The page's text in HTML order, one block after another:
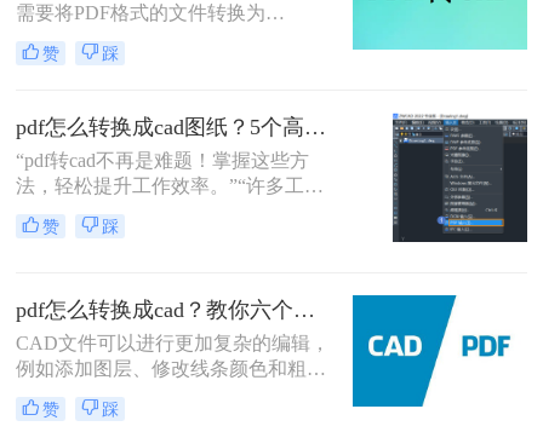
需要将PDF格式的文件转换为
CAD（计算机辅助设计）格式，以便
进行更深入的编辑和修改。那么pdf文
的方法，帮助您顺利完成PDF到CAD
图的转换。
赞 踩
pdf怎么转换成cad图纸？5个高效方法详解！
“pdf转cad不再是难题！掌握这些方
法，轻松提升工作效率。”“许多工程
师和设计师都在问：‘PDF怎么转换成
CAD图纸？’ 其实，通过几种高效方
赞 踩
pdf怎么转换成cad？教你六个方法
CAD文件可以进行更加复杂的编辑，
例如添加图层、修改线条颜色和粗细
等，而PDF文件则只能进行简单的编
辑操作。CAD软件中还可以添加文字
赞 踩